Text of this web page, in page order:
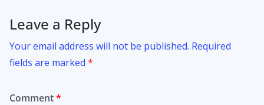
Leave a Reply
Your email address will not be published. Required
fields are marked *
Comment*